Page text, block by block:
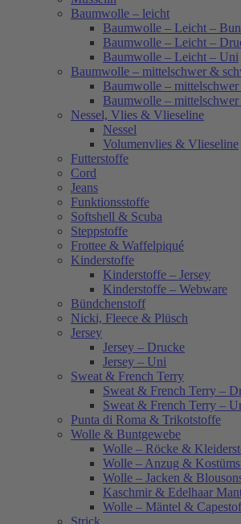
Baumwolle – leicht
Baumwolle – Leicht –
Baumwolle – Leicht –
Baumwolle – Leicht – Uni
Baumwolle – mittelschwer &
Baumwolle –
Baumwolle –
Nessel, Vlies & Vlieseline
Nessel
Volumenvlies & Vlieseline
Futterstoffe
Cord
Jeans
Funktionsstoffe
Softshell & Scuba
Steppstoffe
Frottee & Waffelpiqué
Kinderstoffe
Kinderstoffe – Jersey
Kinderstoffe – Webware
Bündchenstoff
Nicki, Fleece & Plüsch
Jersey
Jersey – Drucke
Jersey – Uni
Sweat & French Terry
Sweat & French Terry –
Sweat & French Terry –
Punta di Roma & Trikotstoffe
Wolle & Buntgewebe
Wolle – Röcke &
Wolle – Anzug &
Wolle – Jacken &
Kaschmir & Edelhaar
Wolle – Mäntel &
Strick